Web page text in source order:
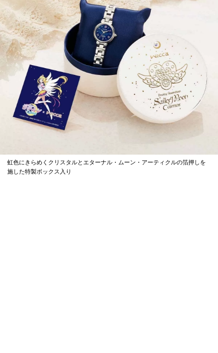
虹色にきらめくクリスタルとエターナル・ムーン・アーティクルの箔押しを
施した特製ボックス入り